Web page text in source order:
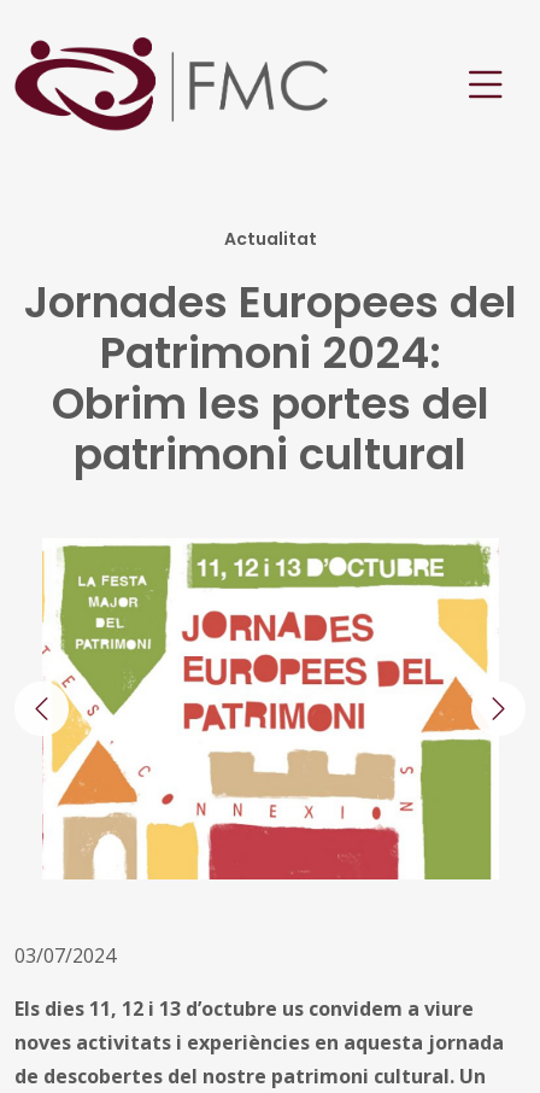
Actualitat
Jornades Europees del
Patrimoni 2024:
Obrim les portes del
patrimoni cultural
Anterior
03/07/2024
Els dies 11, 12 i 13 d’octubre us convidem a viure
noves activitats i experiències en aquesta jornada
de descobertes del nostre patrimoni cultural. Un